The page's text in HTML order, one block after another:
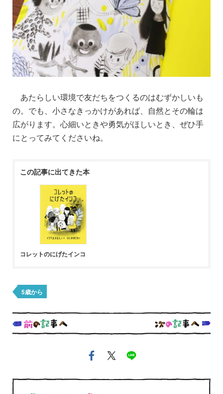
あたらしい環境で友だちをつくるのはむずかしいも
の。でも、小さなきっかけがあれば、自然とその輪は
広がります。心細いときや勇気がほしいとき、ぜひ手
にとってみてくださいね。
この記事に出てきた本
コレットのにげたインコ
5歳から